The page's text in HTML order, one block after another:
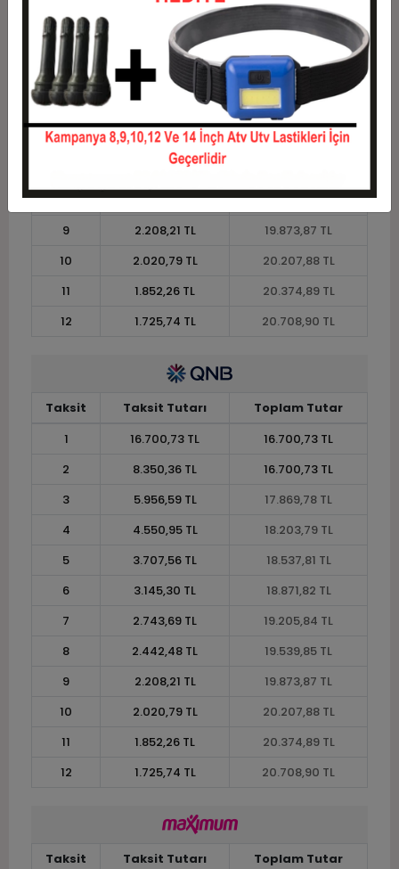
2
8.350,36 TL
16.700,73 TL
3
5.956,59 TL
4
4.550,95 TL
18.203,79 TL
5
18.537,81 TL
6
3.145,30 TL
18.871,82 TL
2.743,69 TL
8
2.442,48 TL
19.539,85 TL
9
2.208,21 TL
19.873,87 TL
10
2.020,79 TL
20.207,88 TL
11
1.852,26 TL
20.374,89 TL
12
1.725,74 TL 20.708,90 TL
Taksit Taksit Tutarı
Toplam Tutar
1
16.700,73 TL
16.700,73 TL
2
8.350,36 TL
16.700,73 TL
3
5.956,59 TL
17.869,78 TL
4
4.550,95 TL
18.203,79 TL
5
3.707,56 TL
18.537,81 TL
6
3.145,30 TL
18.871,82 TL
7
2.743,69 TL
19.205,84 TL
8
2.442,48 TL
19.539,85 TL
9
2.208,21 TL
19.873,87 TL
10
2.020,79 TL
20.207,88 TL
11
1.852,26 TL
20.374,89 TL
12
1.725,74 TL 20.708,90 TL
Taksit Taksit Tutarı Toplam Tutar